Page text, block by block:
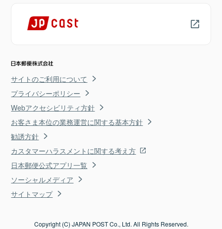
サイトのご利用について
プライバシーポリシー
Webアクセシビリティ方針
お客さま本位の業務運営に関する基本方針
勧誘方針
カスタマーハラスメントに関する考え方
日本郵便公式アプリ一覧
ソーシャルメディア
サイトマップ
Copyright (C) JAPAN POST Co., Ltd. All Rights Reserved.